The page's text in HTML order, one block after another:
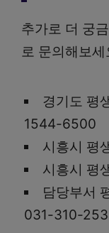
추가로 더 궁
로 문의해보세
경기도 평
1544-6500
시흥시 평
시흥시 평
담당부서
031-310-